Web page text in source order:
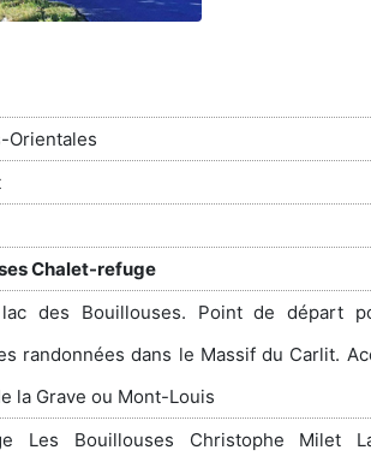
Orientales
Chalet-refuge
des Bouillouses. Point de départ
randonnées dans le Massif du Carlit.
la Grave ou Mont-Louis
Les Bouillouses Christophe Milet